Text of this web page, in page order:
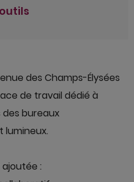
des Champs-Élysées
de travail dédié à
bureaux
lumineux.
: